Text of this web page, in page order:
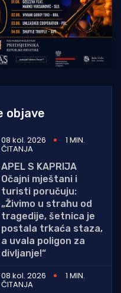
objave
08 kol. 2026 1 MIN.
ČITANJA
APEL S KAPRIJA
Očajni mještani i
turisti poručuju:
„Živimo u strahu od
tragedije, šetnica je
postala trkaća staza,
a uvala poligon za
divljanje!“
08 kol. 2026
1 MIN.
ČITANJA